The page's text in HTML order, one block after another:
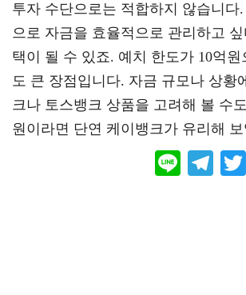
투자 수단으로는 적합하지 않습니다
으로 자금을 효율적으로 관리하고
택이 될 수 있죠. 예치 한도가 10억원
도 큰 장점입니다. 자금 규모나 상황
크나 토스뱅크 상품을 고려해 볼 수
원이라면 단연 케이뱅크가 유리해
Li
Te